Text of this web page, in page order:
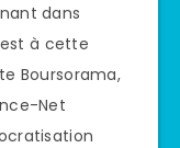
dans
à cette
Boursorama,
Net